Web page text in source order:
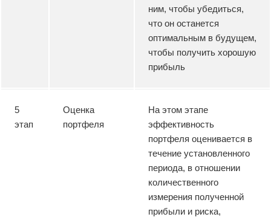
ним, чтобы убедиться,
что он останется
оптимальным в будущем,
чтобы получить хорошую
прибыль
5
этап
Оценка
портфеля
На этом этапе
эффективность
портфеля оценивается в
течение установленного
периода, в отношении
количественного
измерения полученной
прибыли и риска,